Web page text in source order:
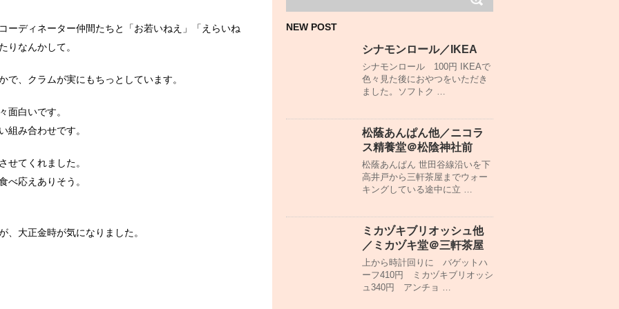
ーディネーター仲間たちと「お若いねえ」「えらいね
りなんかして。
で、クラムが実にもちっとしています。
面白いです。
組み合わせです。
せてくれました。
べ応えありそう。
、大正金時が気になりました。
NEW POST
シナモンロール／IKEA
シナモンロール 100円 IKEAで
色々見た後におやつをいただき
ました。ソフトク …
松蔭あんぱん他／ニコラ
ス精養堂＠松陰神社前
松蔭あんぱん 世田谷線沿いを下
高井戸から三軒茶屋までウォー
キングしている途中に立 …
ミカヅキブリオッシュ他
／ミカヅキ堂＠三軒茶屋
上から時計回りに バゲットハ
ーフ410円 ミカヅキブリオッシ
ュ340円 アンチョ …